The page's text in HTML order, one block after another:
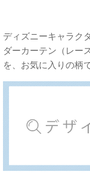
ディズニーキャラク
ダーカーテン（レー
を、お気に入りの柄